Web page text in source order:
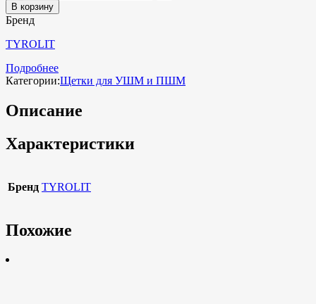
В корзину
Бренд
TYROLIT
Подробнее
Категории:Щетки для УШМ и ПШМ
Описание
Характеристики
Бренд TYROLIT
Похожие